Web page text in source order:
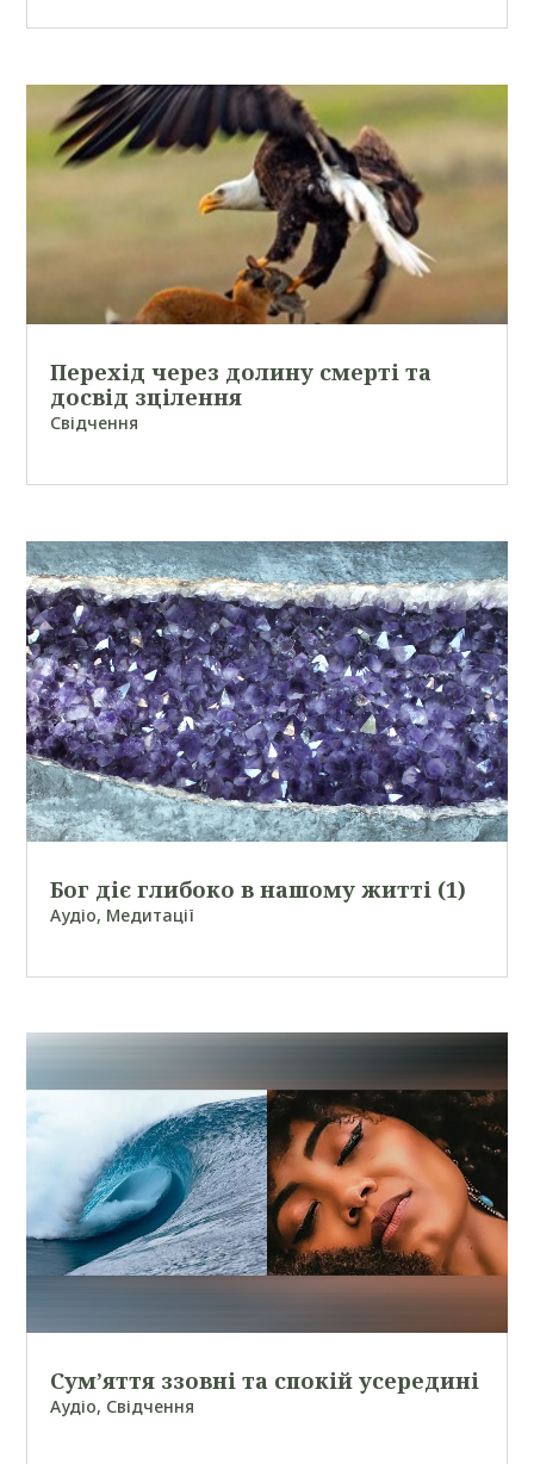
Перехід через долину смерті та
досвід зцілення
Свідчення
Бог діє глибоко в нашому житті (1)
Аудіо, Медитації
Сум’яття ззовні та спокій усередині
Аудіо, Свідчення